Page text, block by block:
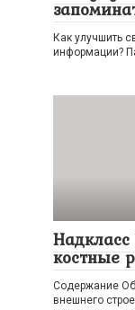
Как улучшить
информации?
костные
Содержание
внешнего